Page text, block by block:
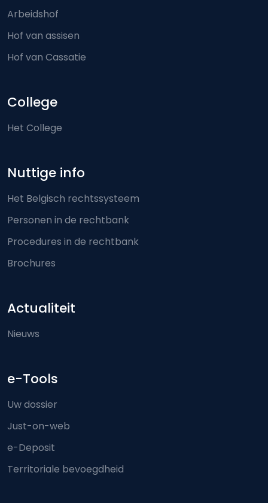
Arbeidshof
Hof van assisen
Hof van Cassatie
College
Het College
Nuttige info
Het Belgisch rechtssysteem
Personen in de rechtbank
Procedures in de rechtbank
Brochures
Actualiteit
Nieuws
e-Tools
Uw dossier
Just-on-web
e-Deposit
Territoriale bevoegdheid